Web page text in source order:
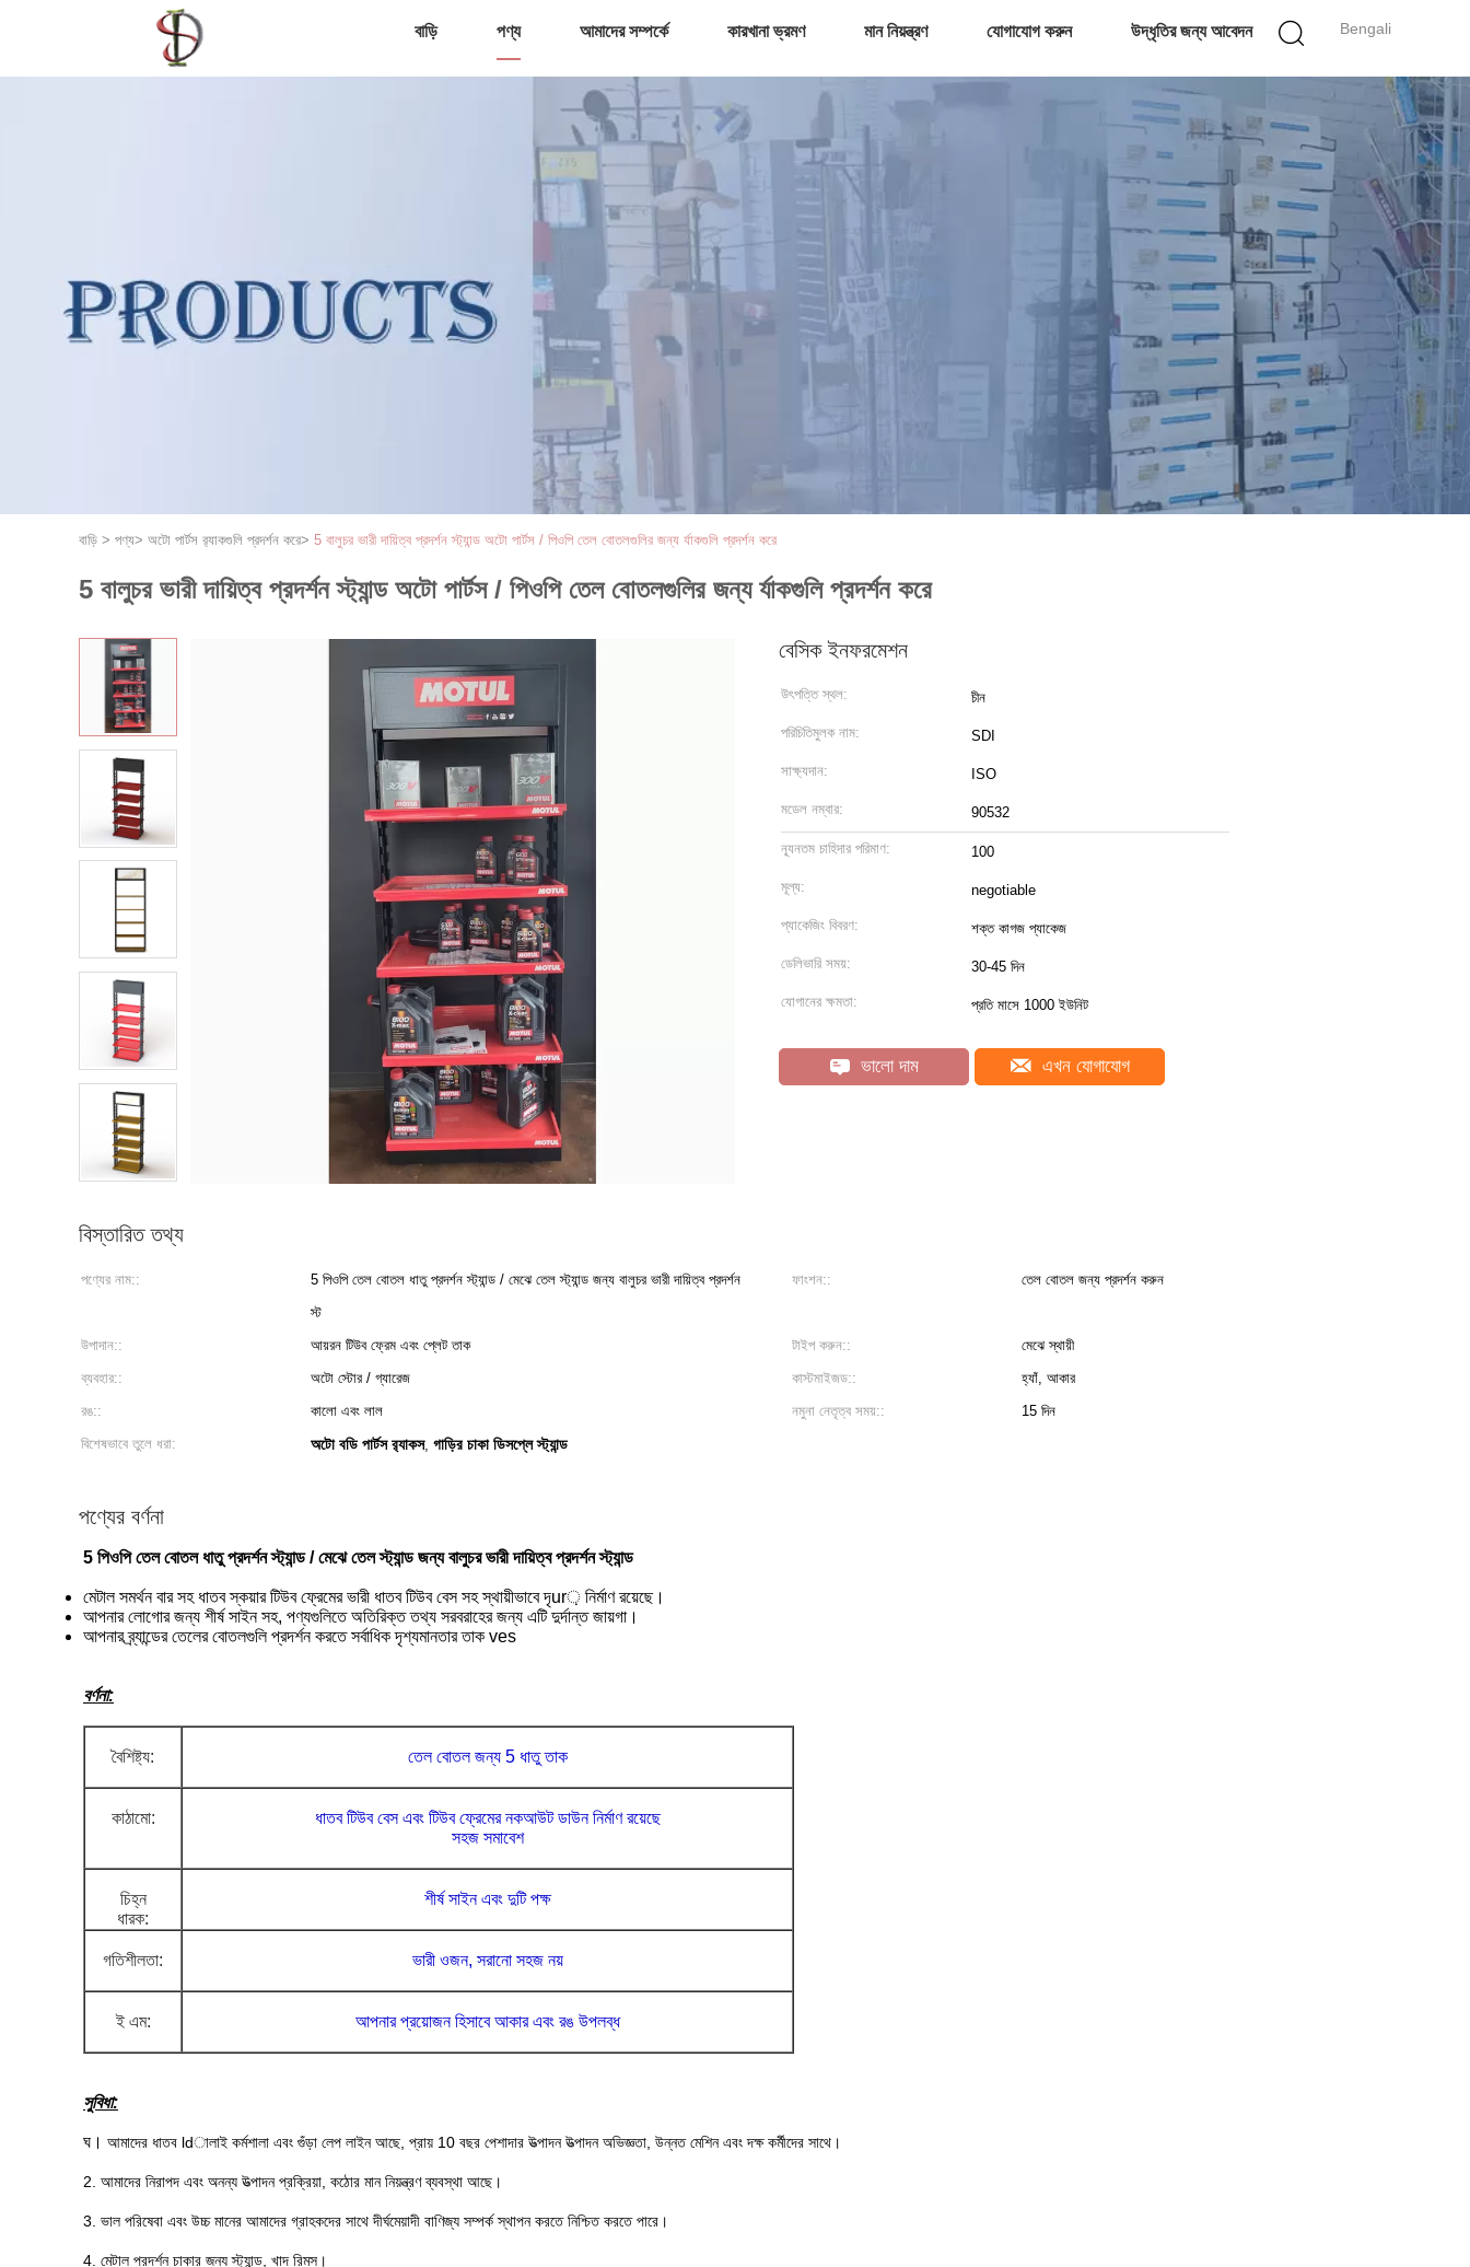
Bengali
বাড়ি পণ্য আমাদের সম্পর্কে কারখানা ভ্রমণ মান নিয়ন্ত্রণ যোগাযোগ করুন উদ্ধৃতির জন্য আবেদন
বাড়ি > পণ্য> অটো পার্টস র‌্যাকগুলি প্রদর্শন করে> 5 বালুচর ভারী দায়িত্ব প্রদর্শন স্ট্যান্ড অটো পার্টস / পিওপি তেল বোতলগুলির জন্য র্যাকগুলি প্রদর্শন করে
5 বালুচর ভারী দায়িত্ব প্রদর্শন স্ট্যান্ড অটো পার্টস / পিওপি তেল বোতলগুলির জন্য র্যাকগুলি প্রদর্শন করে
বেসিক ইনফরমেশন
উৎপত্তি স্থল: চীন
পরিচিতিমুলক নাম: SDI
সাক্ষ্যদান: ISO
মডেল নম্বার: 90532
ন্যূনতম চাহিদার পরিমাণ: 100
মূল্য: negotiable
প্যাকেজিং বিবরণ: শক্ত কাগজ প্যাকেজ
ডেলিভারি সময়: 30-45 দিন
যোগানের ক্ষমতা: প্রতি মাসে 1000 ইউনিট
ভালো দাম এখন যোগাযোগ
বিস্তারিত তথ্য
পণ্যের নাম::
5 পিওপি তেল বোতল ধাতু প্রদর্শন স্ট্যান্ড / মেঝে তেল স্ট্যান্ড জন্য বালুচর ভারী দায়িত্ব প্রদর্শন
স্ট
ফাংশন:: তেল বোতল জন্য প্রদর্শন করুন
উপাদান:: আয়রন টিউব ফ্রেম এবং প্লেট তাক টাইপ করুন::
মেঝে স্থায়ী
ব্যবহার::
অটো স্টোর / গ্যারেজ কাস্টমাইজড::
হ্যাঁ, আকার
রঙ::
কালো এবং লাল নমুনা নেতৃত্ব সময়::
15 দিন
বিশেষভাবে তুলে ধরা:
অটো বডি পার্টস র‌্যাকস, গাড়ির চাকা ডিসপ্লে স্ট্যান্ড
পণ্যের বর্ণনা
5 পিওপি তেল বোতল ধাতু প্রদর্শন স্ট্যান্ড / মেঝে তেল স্ট্যান্ড জন্য বালুচর ভারী দায়িত্ব প্রদর্শন স্ট্যান্ড
মেটাল সমর্থন বার সহ ধাতব স্কয়ার টিউব ফ্রেমের ভারী ধাতব টিউব বেস সহ স্থায়ীভাবে দৃur় নির্মাণ রয়েছে।
আপনার লোগোর জন্য শীর্ষ সাইন সহ, পণ্যগুলিতে অতিরিক্ত তথ্য সরবরাহের জন্য এটি দুর্দান্ত জায়গা।
আপনার ব্র্যান্ডের তেলের বোতলগুলি প্রদর্শন করতে সর্বাধিক দৃশ্যমানতার তাক ves
বর্ণনা:
বৈশিষ্ট্য: তেল বোতল জন্য 5 ধাতু তাক
কাঠামো:
ধাতব টিউব বেস এবং টিউব ফ্রেমের নকআউট ডাউন নির্মাণ রয়েছে
সহজ সমাবেশ
চিহ্ন
ধারক:
শীর্ষ সাইনএবং দুটি পক্ষ
গতিশীলতা: ভারী ওজন, সরানো সহজ নয়
ই এম: আপনার প্রয়োজন হিসাবে আকার এবং রঙ উপলব্ধ
সুবিধা:
ঘ। আমাদের ধাতব ldালাই কর্মশালা এবং গুঁড়া লেপ লাইন আছে, প্রায় 10 বছর পেশাদার উত্পাদন উত্পাদন অভিজ্ঞতা, উন্নত মেশিন এবং দক্ষ কর্মীদের সাথে।
2. আমাদের নিরাপদ এবং অনন্য উত্পাদন প্রক্রিয়া, কঠোর মান নিয়ন্ত্রণ ব্যবস্থা আছে।
3. ভাল পরিষেবা এবং উচ্চ মানের আমাদের গ্রাহকদের সাথে দীর্ঘমেয়াদী বাণিজ্য সম্পর্ক স্থাপন করতে নিশ্চিত করতে পারে।
4. মেটাল প্রদর্শন চাকার জন্য স্ট্যান্ড, খাদ রিমস।